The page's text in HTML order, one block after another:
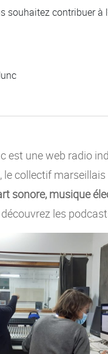
souhaitez contribuer
est une web radio
collectif
sonore, musique
les